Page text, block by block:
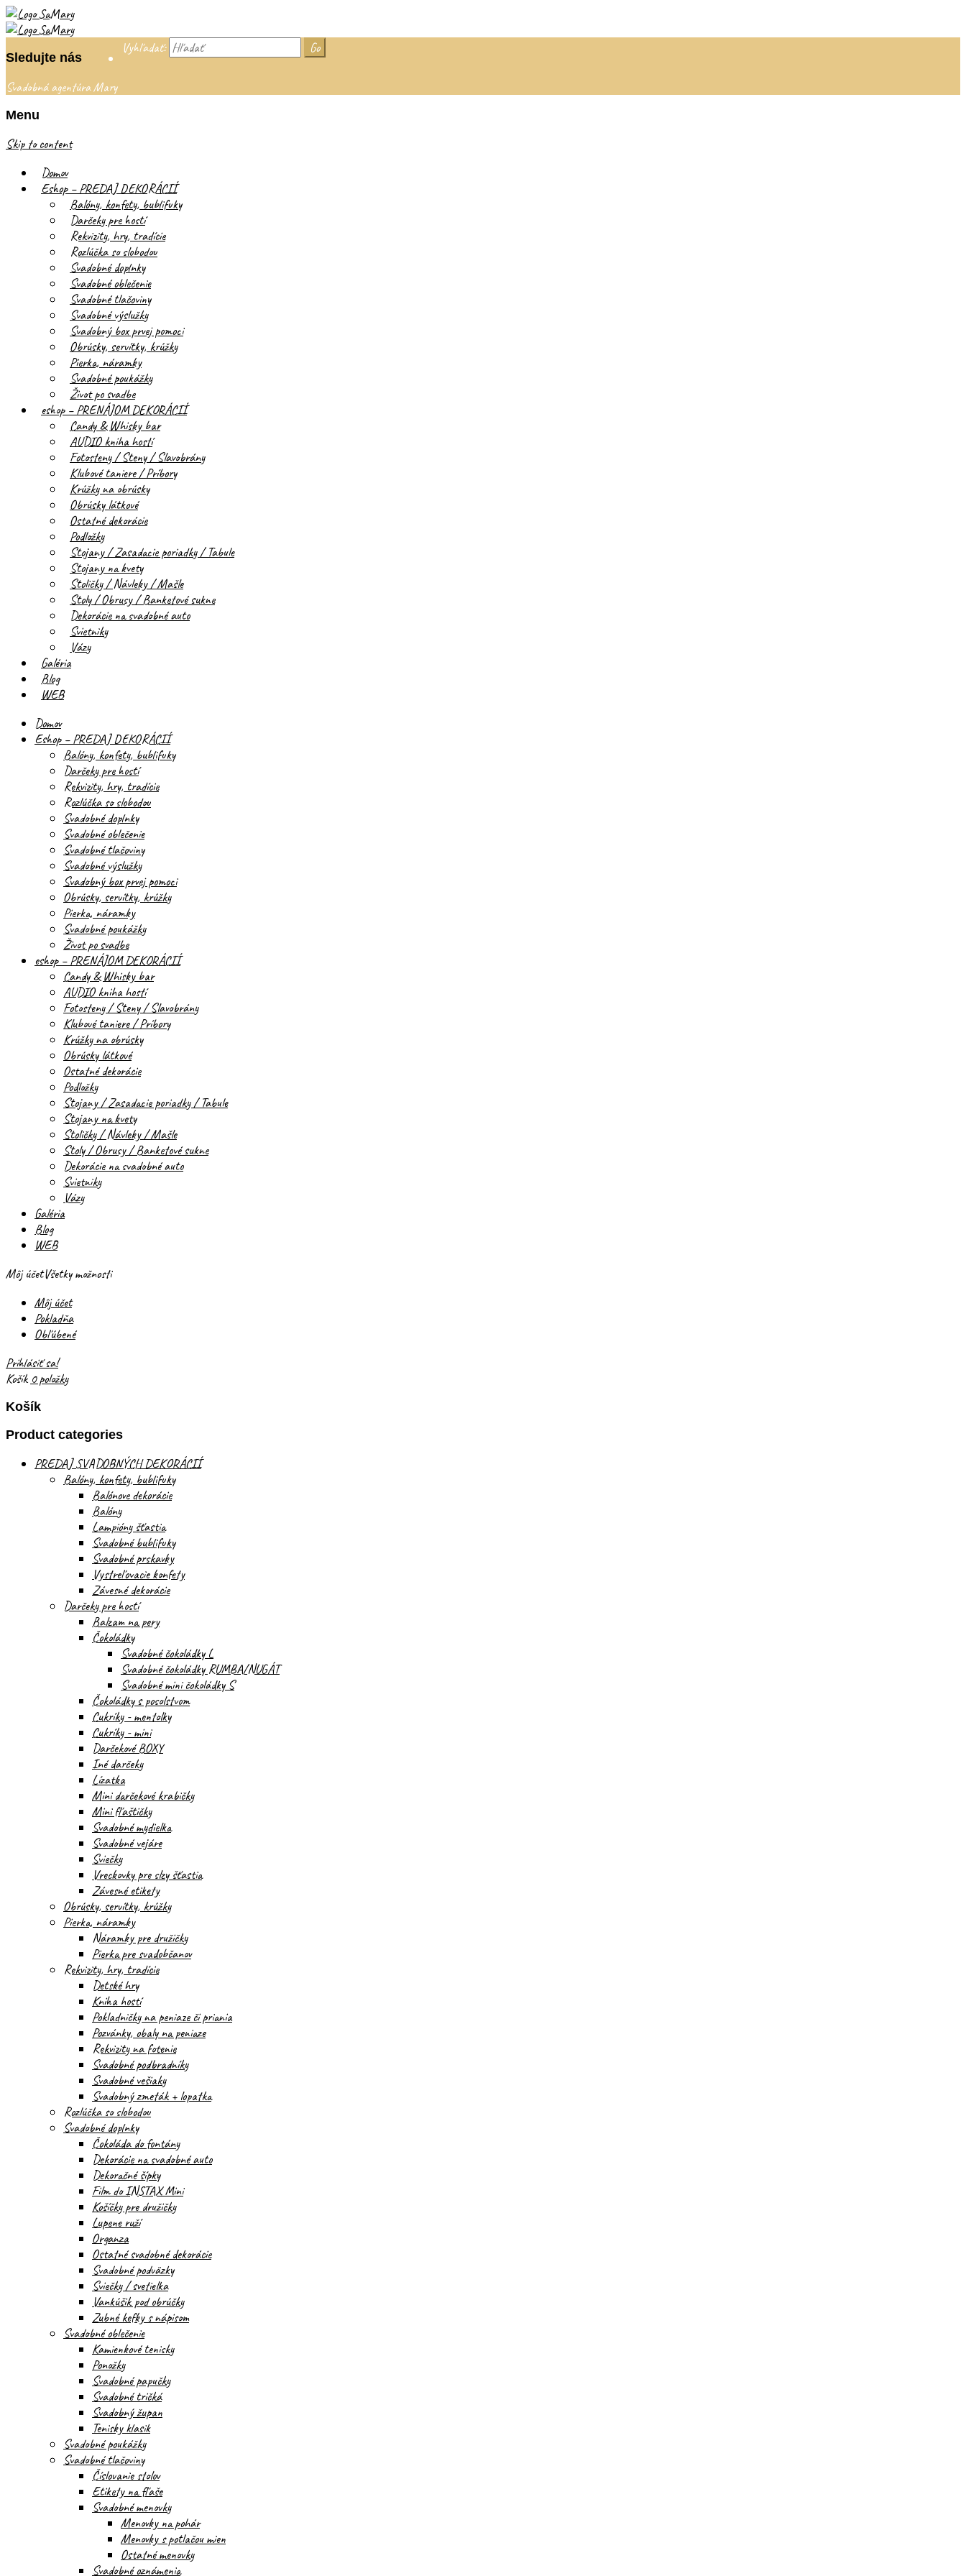
Sledujte nás
Vyhľadať:
Svadobná agentúra Mary
Menu
Skip to content
Domov
Eshop – PREDAJ DEKORÁCIÍ
Balóny, konfety, bublifuky
Darčeky pre hostí
Rekvizity, hry, tradície
Rozlúčka so slobodou
Svadobné doplnky
Svadobné oblečenie
Svadobné tlačoviny
Svadobné výslužky
Svadobný box prvej pomoci
Obrúsky, servítky, krúžky
Pierka, náramky
Svadobné poukážky
Život po svadbe
eshop – PRENÁJOM DEKORÁCIÍ
Candy & Whisky bar
AUDIO kniha hostí
Fotosteny / Steny / Slavobrány
Klubové taniere / Príbory
Krúžky na obrúsky
Obrúsky látkové
Ostatné dekorácie
Podložky
Stojany / Zasadacie poriadky / Tabule
Stojany na kvety
Stoličky / Návleky / Mašle
Stoly / Obrusy / Banketové sukne
Dekorácie na svadobné auto
Svietniky
Vázy
Galéria
Blog
WEB
Domov
Eshop – PREDAJ DEKORÁCIÍ
Balóny, konfety, bublifuky
Darčeky pre hostí
Rekvizity, hry, tradície
Rozlúčka so slobodou
Svadobné doplnky
Svadobné oblečenie
Svadobné tlačoviny
Svadobné výslužky
Svadobný box prvej pomoci
Obrúsky, servítky, krúžky
Pierka, náramky
Svadobné poukážky
Život po svadbe
eshop – PRENÁJOM DEKORÁCIÍ
Candy & Whisky bar
AUDIO kniha hostí
Fotosteny / Steny / Slavobrány
Klubové taniere / Príbory
Krúžky na obrúsky
Obrúsky látkové
Ostatné dekorácie
Podložky
Stojany / Zasadacie poriadky / Tabule
Stojany na kvety
Stoličky / Návleky / Mašle
Stoly / Obrusy / Banketové sukne
Dekorácie na svadobné auto
Svietniky
Vázy
Galéria
Blog
WEB
Môj účetVšetky možnosti
Môj účet
Pokladňa
Obľúbené
Prihlásiť sa!
Košík 0 položky
Košík
Product categories
PREDAJ SVADOBNÝCH DEKORÁCIÍ
Balóny, konfety, bublifuky
Balónove dekorácie
Balóny
Lampióny šťastia
Svadobné bublifuky
Svadobné prskavky
Vystreľovacie konfety
Závesné dekorácie
Darčeky pre hostí
Balzam na pery
Čokoládky
Svadobné čokoládky L
Svadobné čokoládky RUMBA/NUGÁT
Svadobné mini čokoládky S
Čokoládky s posolstvom
Cukríky - mentolky
Cukríky - mini
Darčekové BOXY
Iné darčeky
Lízatka
Mini darčekové krabičky
Mini fľaštičky
Svadobné mydielka
Svadobné vejáre
Sviečky
Vreckovky pre slzy šťastia
Závesné etikety
Obrúsky, servítky, krúžky
Pierka, náramky
Náramky pre družičky
Pierka pre svadobčanov
Rekvizity, hry, tradície
Detské hry
Kniha hostí
Pokladničky na peniaze či priania
Pozvánky, obaly na peniaze
Rekvizity na fotenie
Svadobné podbradníky
Svadobné vešiaky
Svadobný zmeták + lopatka
Rozlúčka so slobodou
Svadobné doplnky
Čokoláda do fontány
Dekorácie na svadobné auto
Dekoračné šípky
Film do INSTAX Mini
Košíčky pre družičky
Lupene ruží
Organza
Ostatné svadobné dekorácie
Svadobné podväzky
Sviečky / svetielka
Vankúšik pod obrúčky
Zubné kefky s nápisom
Svadobné oblečenie
Kamienkové tenisky
Ponožky
Svadobné papučky
Svadobné tričká
Svadobný župan
Tenisky klasik
Svadobné poukážky
Svadobné tlačoviny
Číslovanie stolov
Etikety na fľaše
Svadobné menovky
Menovky na pohár
Menovky s potlačou mien
Ostatné menovky
Svadobné oznámenia